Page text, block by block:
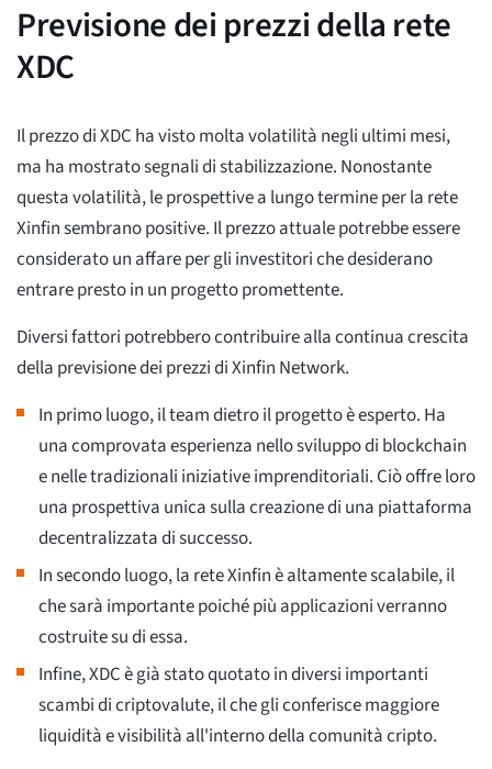
Previsione dei prezzi della rete
XDC
Il prezzo di XDC ha visto molta volatilità negli ultimi mesi,
ma ha mostrato segnali di stabilizzazione. Nonostante
questa volatilità, le prospettive a lungo termine per la rete
Xinfin sembrano positive. Il prezzo attuale potrebbe essere
considerato un affare per gli investitori che desiderano
entrare presto in un progetto promettente.
Diversi fattori potrebbero contribuire alla continua crescita
della previsione dei prezzi di Xinfin Network.
In primo luogo, il team dietro il progetto è esperto. Ha
una comprovata esperienza nello sviluppo di blockchain
e nelle tradizionali iniziative imprenditoriali. Ciò offre loro
una prospettiva unica sulla creazione di una piattaforma
decentralizzata di successo.
In secondo luogo, la rete Xinfin è altamente scalabile, il
che sarà importante poiché più applicazioni verranno
costruite su di essa.
Infine, XDC è già stato quotato in diversi importanti
scambi di criptovalute, il che gli conferisce maggiore
liquidità e visibilità all'interno della comunità cripto.